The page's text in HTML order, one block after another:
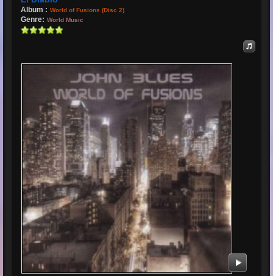
Album : World of Fusions (Disc 2)
Genre: World Music